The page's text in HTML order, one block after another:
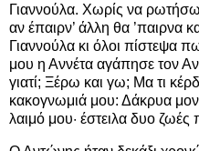
Γιαννούλα. Χωρίς να
αν έπαιρν’ άλλη θα ’παιρνα
Γιαννούλα κι όλοι πίστεψα
μου η Αννέτα αγάπησε τον
γιατί; Ξέρω και γω; Μα τι
κακογνωμιά μου: Δάκρυα
λαιμό μου· έστειλα δυο